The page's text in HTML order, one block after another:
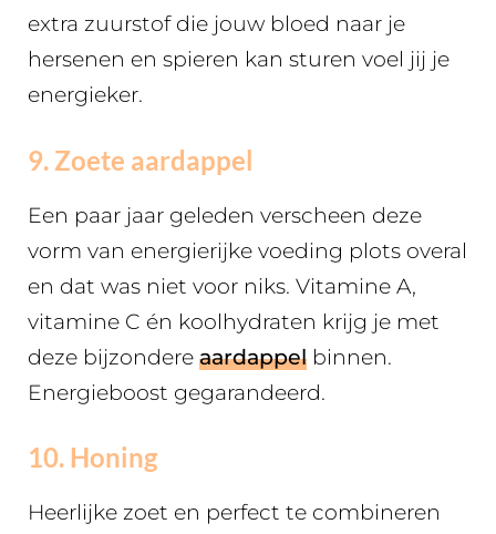
extra zuurstof die jouw bloed naar je
hersenen en spieren kan sturen voel jij je
energieker.
9. Zoete aardappel
Een paar jaar geleden verscheen deze
vorm van energierijke voeding plots overal
en dat was niet voor niks. Vitamine A,
vitamine C én koolhydraten krijg je met
deze bijzondere aardappel binnen.
Energieboost gegarandeerd.
10. Honing
Heerlijke zoet en perfect te combineren